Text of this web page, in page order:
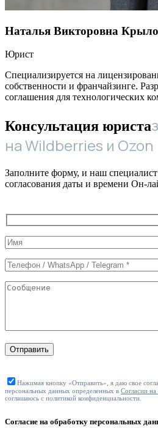
Наталья Викторовна
Юрист
Специализируется на
собственности и франчайзинге.
соглашения для технологических
Консультация юриста
на Wildberries и Ozon
Заполните форму, и наш
согласования даты и времени Он-
Служебные
поля
формы
Отправить
Нажимая кнопку «Отправить», я даю свое
персональных данных определенных в Согласии
соглашаюсь с политикой конфиденциальности.
Согласие на обработку персональных